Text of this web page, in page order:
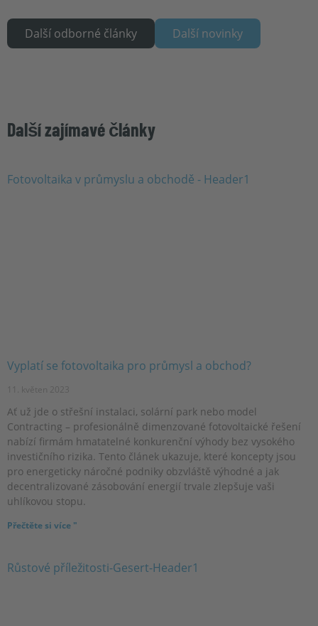
Další odborné články Další novinky
Další zajímavé články
Vyplatí se fotovoltaika pro průmysl a obchod?
11. květen 2023
Ať už jde o střešní instalaci, solární park nebo model
Contracting – profesionálně dimenzované fotovoltaické řešení
nabízí firmám hmatatelné konkurenční výhody bez vysokého
investičního rizika. Tento článek ukazuje, které koncepty jsou
pro energeticky náročné podniky obzvláště výhodné a jak
decentralizované zásobování energií trvale zlepšuje vaši
uhlíkovou stopu.
Přečtěte si více "